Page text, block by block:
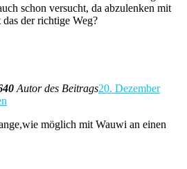
schon versucht, da abzulenken mit
der richtige Weg?
Autor des Beitrags20. Dezember
möglich mit Wauwi an einen